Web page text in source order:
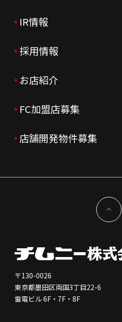
会社案内TOP
ご挨拶
会社概要
会社沿革
企業理念
新型コロナウイルス対応
IR情報
IR情報TOP
ニュースリリース
月次売上
決算資料
コーポレートガバナンス
免責事項
株価情報
採用情報
採用情報TOP
新卒採用
中途採用
会社を知る
人を知る
はたらく環境
お店紹介
店舗を探す・予約する
よくあるご質問
FC加盟店募集
FC加盟店募集TOP
独立支援について
FC加盟店お問合せ
店舗開発物件募集
〒130-0026
東京都墨田区両国3丁目22-6
雷電ビル 6F・7F・8F